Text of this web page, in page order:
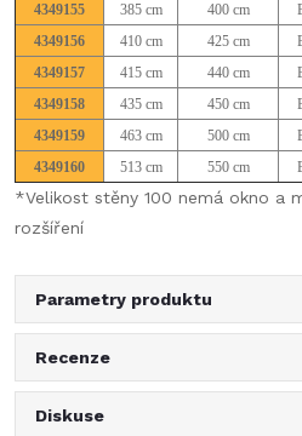
4349155
385 cm 400 cm
4349156
410 cm 425 cm
4349157
415 cm 440 cm
4349158
435 cm 450 cm
4349159
463 cm 500 cm
4349160
513 cm 550 cm
*Velikost stěny 100 nemá okno a
rozšíření
Parametry produktu
Recenze
Diskuse